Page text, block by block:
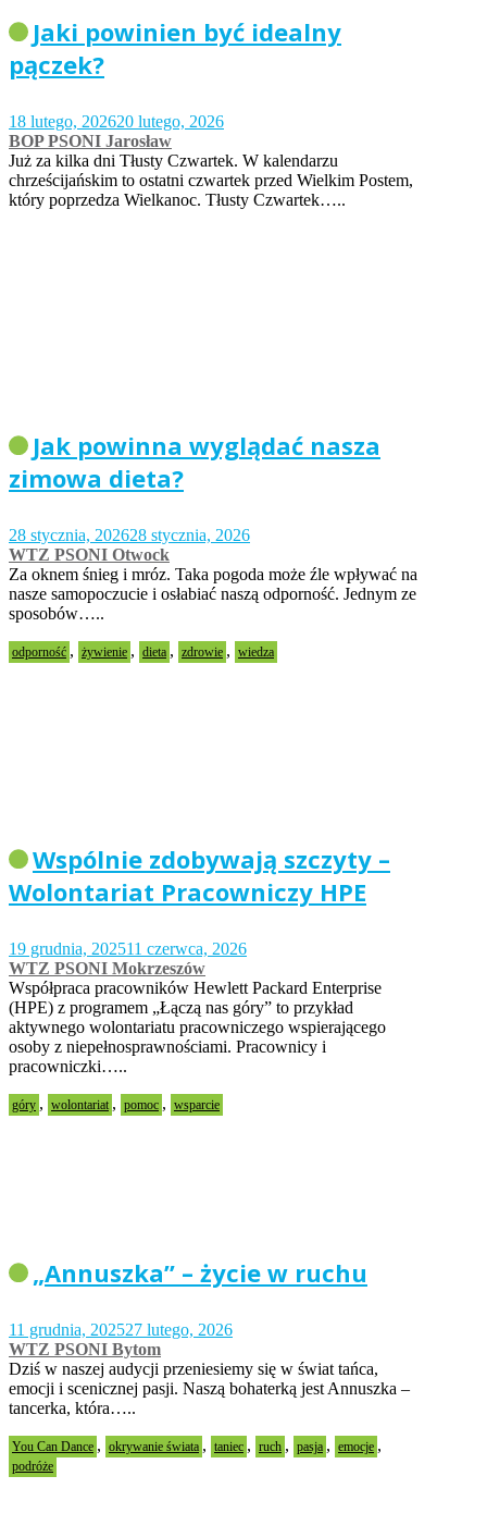
Jaki powinien być idealny
pączek?
18 lutego, 202620 lutego, 2026
BOP PSONI Jarosław
Już za kilka dni Tłusty Czwartek. W kalendarzu
chrześcijańskim to ostatni czwartek przed Wielkim Postem,
który poprzedza Wielkanoc. Tłusty Czwartek…..
Jak powinna wyglądać nasza
zimowa dieta?
28 stycznia, 202628 stycznia, 2026
WTZ PSONI Otwock
Za oknem śnieg i mróz. Taka pogoda może źle wpływać na
nasze samopoczucie i osłabiać naszą odporność. Jednym ze
sposobów…..
odporność , żywienie , dieta , zdrowie , wiedza
Wspólnie zdobywają szczyty –
Wolontariat Pracowniczy HPE
19 grudnia, 202511 czerwca, 2026
WTZ PSONI Mokrzeszów
Współpraca pracowników Hewlett Packard Enterprise
(HPE) z programem „Łączą nas góry” to przykład
aktywnego wolontariatu pracowniczego wspierającego
osoby z niepełnosprawnościami. Pracownicy i
pracowniczki…..
góry , wolontariat , pomoc , wsparcie
„Annuszka” – życie w ruchu
11 grudnia, 202527 lutego, 2026
WTZ PSONI Bytom
Dziś w naszej audycji przeniesiemy się w świat tańca,
emocji i scenicznej pasji. Naszą bohaterką jest Annuszka –
tancerka, która…..
You Can Dance , okrywanie świata , taniec , ruch , pasja , emocje ,
podróże